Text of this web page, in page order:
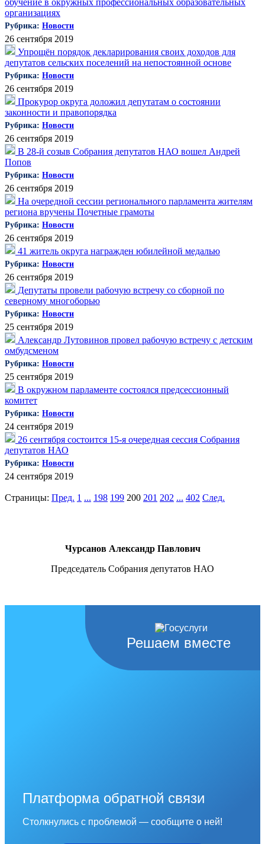
обучение в окружных профессиональных образовательных
организациях
Рубрика: Новости
26 сентября 2019
Упрощён порядок декларирования своих доходов для
депутатов сельских поселений на непостоянной основе
Рубрика: Новости
26 сентября 2019
Прокурор округа доложил депутатам о состоянии
законности и правопорядка
Рубрика: Новости
26 сентября 2019
В 28-й созыв Собрания депутатов НАО вошел Андрей
Попов
Рубрика: Новости
26 сентября 2019
На очередной сессии регионального парламента жителям
региона вручены Почетные грамоты
Рубрика: Новости
26 сентября 2019
41 житель округа награжден юбилейной медалью
Рубрика: Новости
26 сентября 2019
Депутаты провели рабочую встречу со сборной по
северному многоборью
Рубрика: Новости
25 сентября 2019
Александр Лутовинов провел рабочую встречу с детским
омбудсменом
Рубрика: Новости
25 сентября 2019
В окружном парламенте состоялся предсессионный
комитет
Рубрика: Новости
24 сентября 2019
26 сентября состоится 15-я очередная сессия Собрания
депутатов НАО
Рубрика: Новости
24 сентября 2019
Страницы: Пред. 1 ... 198 199 200 201 202 ... 402 След.
Чурсанов Александр Павлович
Председатель Собрания депутатов НАО
Решаем вместе
Платформа обратной связи
Столкнулись с проблемой — сообщите о ней!